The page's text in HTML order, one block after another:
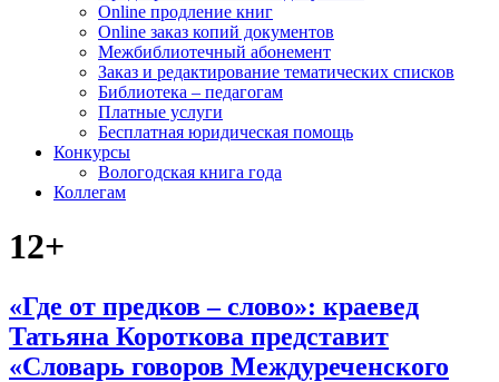
Online продление книг
Online заказ копий документов
Межбиблиотечный абонемент
Заказ и редактирование тематических списков
Библиотека – педагогам
Платные услуги
Бесплатная юридическая помощь
Конкурсы
Вологодская книга года
Коллегам
12+
«Где от предков – слово»: краевед
Татьяна Короткова представит
«Словарь говоров Междуреченского